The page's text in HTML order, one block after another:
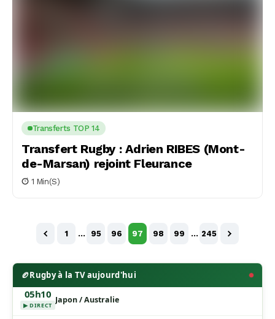
Transferts TOP 14
Transfert Rugby : Adrien RIBES (Mont-
de-Marsan) rejoint Fleurance
1 Min(s)
1 … 95 96 97 98 99 … 245
🏉Rugby à la TV aujourd'hui
05h10
▶ DIRECT
Japon / Australie